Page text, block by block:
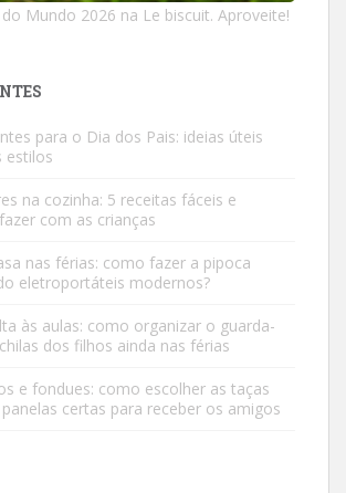
Mundo 2026 na Le biscuit. Aproveite!
para o Dia dos Pais: ideias úteis
estilos
na cozinha: 5 receitas fáceis e
com as crianças
nas férias: como fazer a pipoca
eletroportáteis modernos?
às aulas: como organizar o guarda-
dos filhos ainda nas férias
e fondues: como escolher as taças
certas para receber os amigos